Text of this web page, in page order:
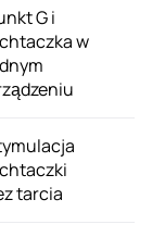
G i
w
tarcia